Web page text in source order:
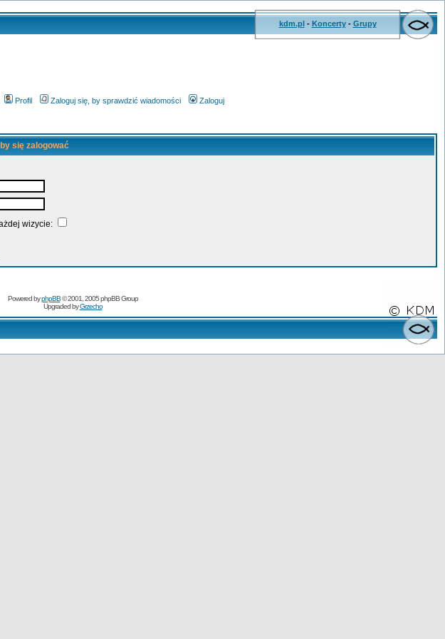
kdm.pl- Koncerty- Grupy
Profil Zaloguj się, by sprawdzić wiadomości Zaloguj
się zalogować
wizycie:
Powered byphpBB© 2001, 2005 phpBB Group
Upgraded byGrzecho